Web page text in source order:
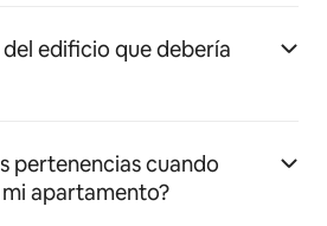
edificio que debería
pertenencias cuando
apartamento?